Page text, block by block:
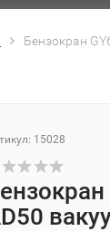
Бензокран
15028